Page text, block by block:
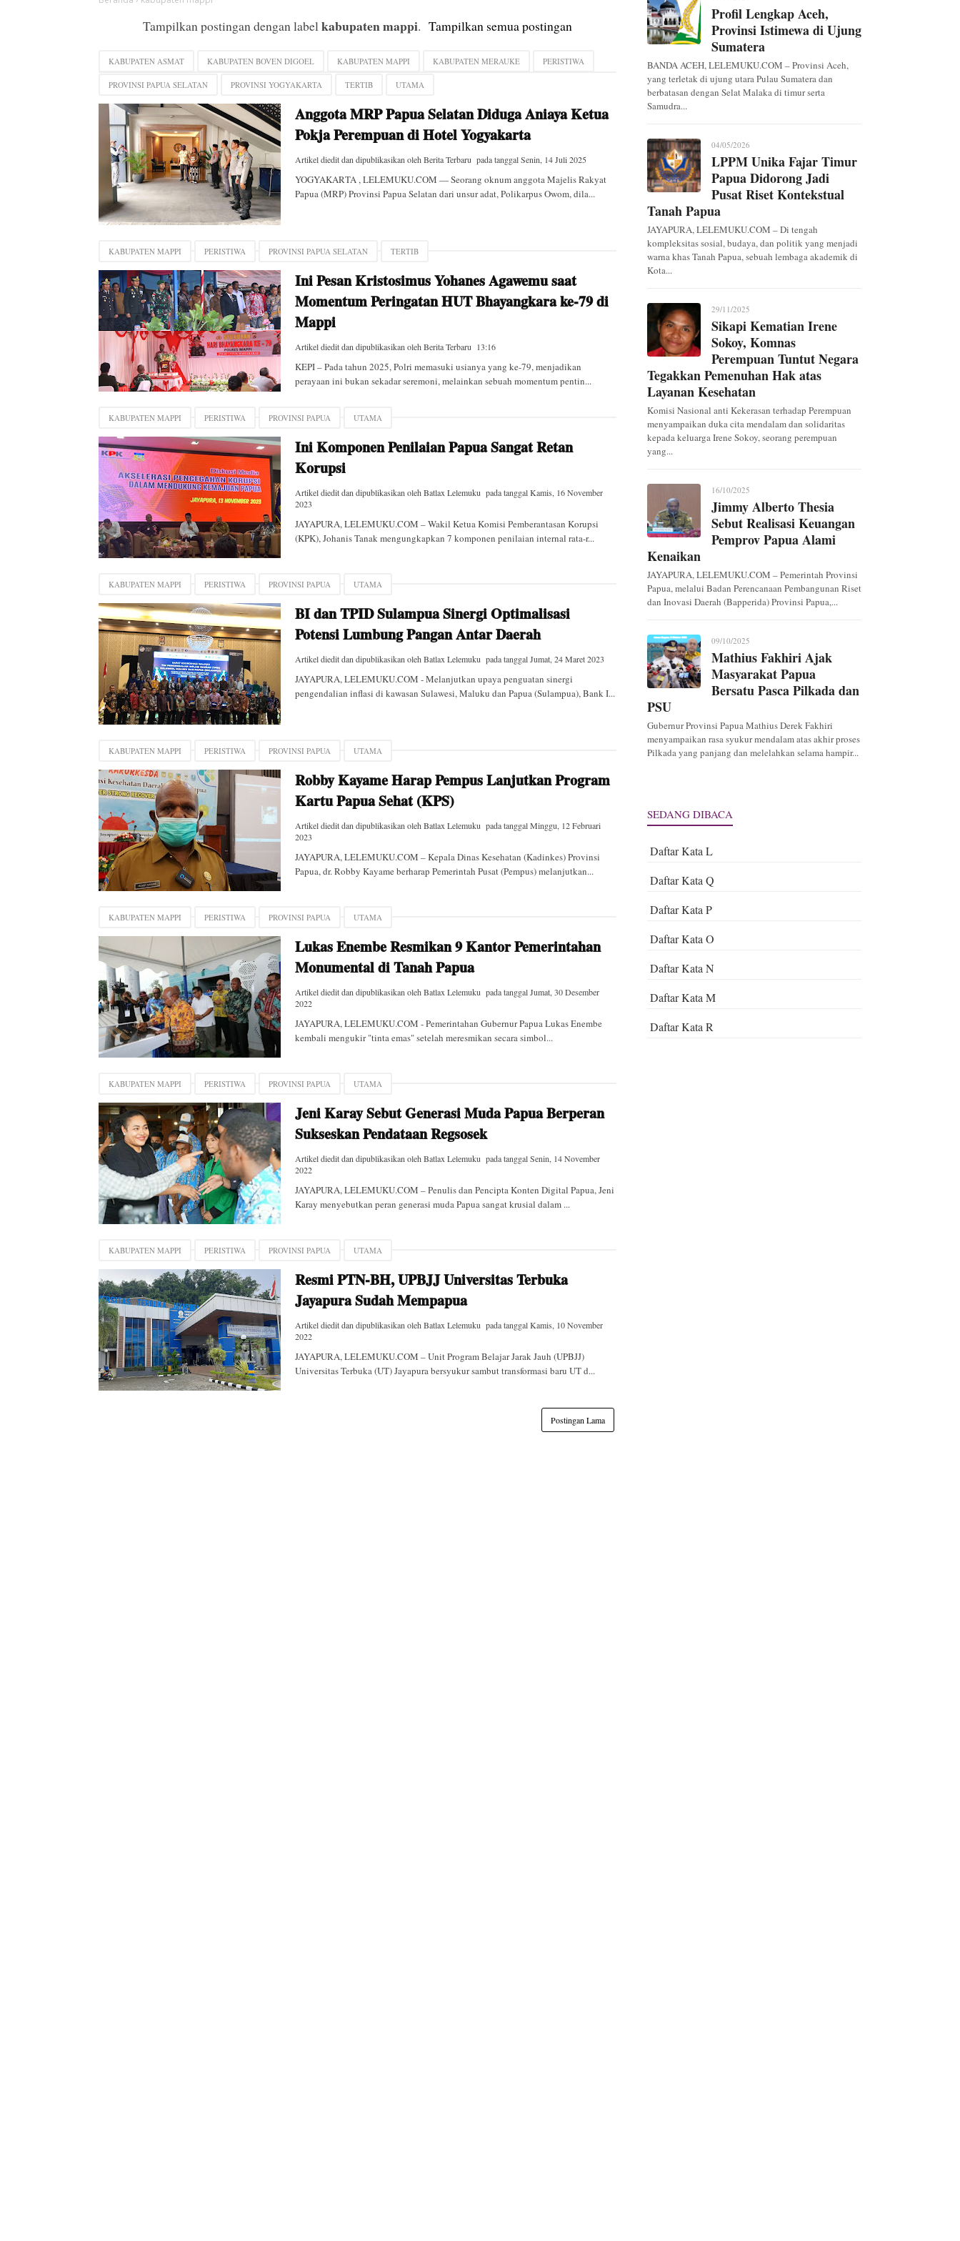
Tampilkan postingan dengan labelkabupaten mappi. Tampilkan semua postingan
KABUPATEN ASMAT KABUPATEN BOVEN DIGOEL KABUPATEN MAPPI KABUPATEN MERAUKE PERISTIWA
PROVINSI PAPUA SELATAN PROVINSI YOGYAKARTA TERTIB UTAMA
Anggota MRP Papua Selatan Diduga Aniaya Ketua
Pokja Perempuan di Hotel Yogyakarta
Artikel diedit dan dipublikasikan olehBerita Terbaru pada tanggalSenin, 14 Juli 2025
YOGYAKARTA , LELEMUKU.COM — Seorang oknum anggota Majelis Rakyat
Papua (MRP) Provinsi Papua Selatan dari unsur adat, Polikarpus Owom, dila...
KABUPATEN MAPPI PERISTIWA PROVINSI PAPUA SELATAN TERTIB
Ini Pesan Kristosimus Yohanes Agawemu saat
Momentum Peringatan HUT Bhayangkara ke-79 di
Mappi
Artikel diedit dan dipublikasikan olehBerita Terbaru 13:16
KEPI – Pada tahun 2025, Polri memasuki usianya yang ke-79, menjadikan
perayaan ini bukan sekadar seremoni, melainkan sebuah momentum pentin...
KABUPATEN MAPPI PERISTIWA PROVINSI PAPUA UTAMA
Ini Komponen Penilaian Papua Sangat Retan
Korupsi
Artikel diedit dan dipublikasikan olehBatlax Lelemuku pada tanggalKamis, 16 November
2023
JAYAPURA, LELEMUKU.COM – Wakil Ketua Komisi Pemberantasan Korupsi
(KPK), Johanis Tanak mengungkapkan 7 komponen penilaian internal rata-r...
KABUPATEN MAPPI PERISTIWA PROVINSI PAPUA UTAMA
BI dan TPID Sulampua Sinergi Optimalisasi
Potensi Lumbung Pangan Antar Daerah
Artikel diedit dan dipublikasikan olehBatlax Lelemuku pada tanggalJumat, 24 Maret 2023
JAYAPURA, LELEMUKU.COM - Melanjutkan upaya penguatan sinergi
pengendalian inflasi di kawasan Sulawesi, Maluku dan Papua (Sulampua), Bank I...
KABUPATEN MAPPI PERISTIWA PROVINSI PAPUA UTAMA
Robby Kayame Harap Pempus Lanjutkan Program
Kartu Papua Sehat (KPS)
Artikel diedit dan dipublikasikan olehBatlax Lelemuku pada tanggalMinggu, 12 Februari
2023
JAYAPURA, LELEMUKU.COM – Kepala Dinas Kesehatan (Kadinkes) Provinsi
Papua, dr. Robby Kayame berharap Pemerintah Pusat (Pempus) melanjutkan...
KABUPATEN MAPPI PERISTIWA PROVINSI PAPUA UTAMA
Lukas Enembe Resmikan 9 Kantor Pemerintahan
Monumental di Tanah Papua
Artikel diedit dan dipublikasikan olehBatlax Lelemuku pada tanggalJumat, 30 Desember
2022
JAYAPURA, LELEMUKU.COM - Pemerintahan Gubernur Papua Lukas Enembe
kembali mengukir "tinta emas" setelah meresmikan secara simbol...
KABUPATEN MAPPI PERISTIWA PROVINSI PAPUA UTAMA
Jeni Karay Sebut Generasi Muda Papua Berperan
Sukseskan Pendataan Regsosek
Artikel diedit dan dipublikasikan olehBatlax Lelemuku pada tanggalSenin, 14 November
2022
JAYAPURA, LELEMUKU.COM – Penulis dan Pencipta Konten Digital Papua, Jeni
Karay menyebutkan peran generasi muda Papua sangat krusial dalam ...
KABUPATEN MAPPI PERISTIWA PROVINSI PAPUA UTAMA
Resmi PTN-BH, UPBJJ Universitas Terbuka
Jayapura Sudah Mempapua
Artikel diedit dan dipublikasikan olehBatlax Lelemuku pada tanggalKamis, 10 November
2022
JAYAPURA, LELEMUKU.COM – Unit Program Belajar Jarak Jauh (UPBJJ)
Universitas Terbuka (UT) Jayapura bersyukur sambut transformasi baru UT d...
Postingan Lama
Profil Lengkap Aceh,
Provinsi Istimewa di Ujung
Sumatera
BANDA ACEH, LELEMUKU.COM – Provinsi Aceh,
yang terletak di ujung utara Pulau Sumatera dan
berbatasan dengan Selat Malaka di timur serta
Samudra...
04/05/2026
LPPM Unika Fajar Timur
Papua Didorong Jadi
Pusat Riset Kontekstual
Tanah Papua
JAYAPURA, LELEMUKU.COM – Di tengah
kompleksitas sosial, budaya, dan politik yang menjadi
warna khas Tanah Papua, sebuah lembaga akademik di
Kota...
29/11/2025
Sikapi Kematian Irene
Sokoy, Komnas
Perempuan Tuntut Negara
Tegakkan Pemenuhan Hak atas
Layanan Kesehatan
Komisi Nasional anti Kekerasan terhadap Perempuan
menyampaikan duka cita mendalam dan solidaritas
kepada keluarga Irene Sokoy, seorang perempuan
yang...
16/10/2025
Jimmy Alberto Thesia
Sebut Realisasi Keuangan
Pemprov Papua Alami
Kenaikan
JAYAPURA, LELEMUKU.COM – Pemerintah Provinsi
Papua, melalui Badan Perencanaan Pembangunan Riset
dan Inovasi Daerah (Bapperida) Provinsi Papua,...
09/10/2025
Mathius Fakhiri Ajak
Masyarakat Papua
Bersatu Pasca Pilkada dan
PSU
Gubernur Provinsi Papua Mathius Derek Fakhiri
menyampaikan rasa syukur mendalam atas akhir proses
Pilkada yang panjang dan melelahkan selama hampir...
SEDANG DIBACA
Daftar Kata L
Daftar Kata Q
Daftar Kata P
Daftar Kata O
Daftar Kata N
Daftar Kata M
Daftar Kata R